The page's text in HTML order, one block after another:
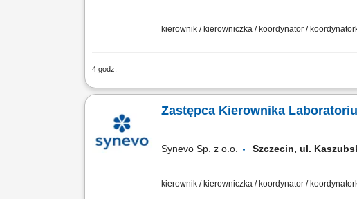
kierownik / kierowniczka / koordynator /
4 godz.
Opis stanowiska Całościowe koordynowanie
Zastępca Kierownika
Synevo Sp. z o.o. Szczecin, ul.
kierownik / kierowniczka / koordynator /